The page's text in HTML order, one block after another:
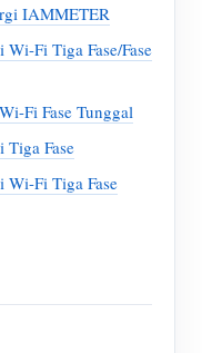
IAMMETER
Fi Tiga Fase/Fase
Fi Fase Tunggal
Fase
Wi-Fi Tiga Fase